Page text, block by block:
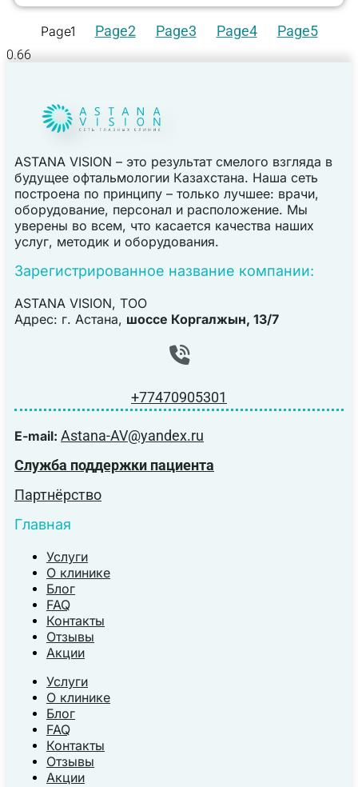
Page1 Page2 Page3 Page4 Page5
ASTANA VISION – это результат смелого взгляда в
будущее офтальмологии Казахстана. Наша сеть
построена по принципу – только лучшее: врачи,
оборудование, персонал и расположение. Мы
уверены во всем, что касается качества наших
услуг, методик и оборудования.
Зарегистрированное название компании:
ASTANA VISION, TOO
Адрес: г. Астана, шоссе Коргалжын, 13/7
+77470905301
E-mail: Astana-AV@yandex.ru
Служба поддержки пациента
Партнёрство
Главная
Услуги
О клинике
Блог
FAQ
Контакты
Отзывы
Акции
Услуги
О клинике
Блог
FAQ
Контакты
Отзывы
Акции